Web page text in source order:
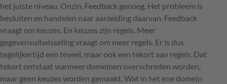
het juiste niveau. Onzin. Feedback genoeg. Het probleem is
besluiten en handelen naar aanleiding daarvan. Feedback
vraagt om keuzes. En keuzes zijn regels. Meer
gegevensuitwisseling vraagt om meer regels. Er is dus
tegelijkertijd een teveel, maar ook een tekort aan regels. Dat
tekort ontstaat wanneer domeinen overschreden worden,
maar geen keuzes worden gemaakt. Wat in het ene domein